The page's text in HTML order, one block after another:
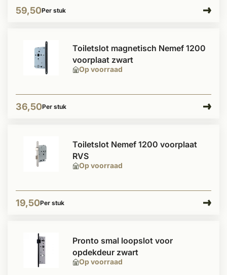
59,50Per stuk
Op voorraad
Toiletslot magnetisch Nemef 1200
voorplaat zwart
36,50Per stuk
Op voorraad
Toiletslot Nemef 1200 voorplaat
RVS
19,50Per stuk
Op voorraad
Pronto smal loopslot voor
opdekdeur zwart